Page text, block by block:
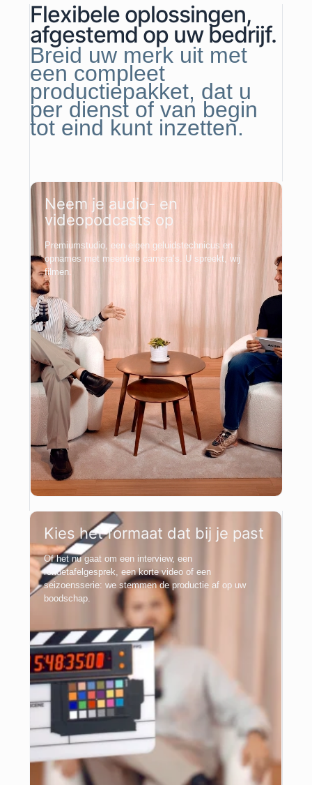
Flexibele oplossingen,
afgestemd op uw bedrijf.
Breid uw merk uit met
een compleet
productiepakket, dat u
per dienst of van begin
tot eind kunt inzetten.
Neem je audio- en
videopodcasts op
Premiumstudio, een eigen geluidstechnicus en
opnames met meerdere camera’s. U spreekt, wij
filmen.
Kies het formaat dat bij je past
Of het nu gaat om een interview, een
rondetafelgesprek, een korte video of een
seizoensserie: we stemmen de productie af op uw
boodschap.